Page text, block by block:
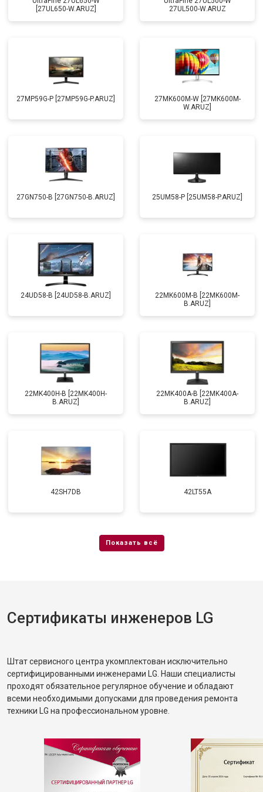
[27UL650-W.ARUZ]
27UL500-W.ARUZ
27MP59G-P [27MP59G-P.ARUZ]
27MK600M-W [27MK600M-
W.ARUZ]
27GN750-B [27GN750-B.ARUZ] 25UM58-P [25UM58-P.ARUZ]
24UD58-B [24UD58-B.ARUZ]
22MK600M-B [22MK600M-
B.ARUZ]
22MK400H-B [22MK400H-
B.ARUZ]
22MK400A-B [22MK400A-
B.ARUZ]
42SH7DB 42LT55A
Сертификаты инженеров LG
Штат сервисного центра укомплектован исключительно
сертифицированными инженерами LG. Наши специалисты
проходят обязательное регулярное обучение и обладают
всеми необходимыми допусками для проведения ремонта
техники LG на профессиональном уровне.